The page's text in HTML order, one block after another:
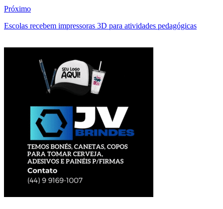
Próximo
Escolas recebem impressoras 3D para atividades pedagógicas